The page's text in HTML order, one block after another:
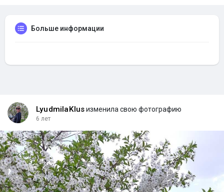
Больше информации
LyudmilaKlusизменила свою фотографию
6 лет